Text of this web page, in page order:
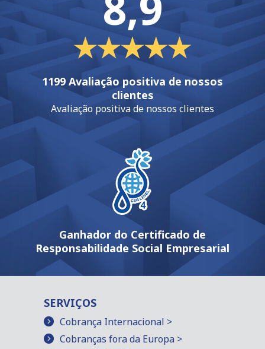
1199 Avaliação positiva de nossos
clientes
Avaliação positiva de nossos clientes
Ganhador do Certificado de
Responsabilidade Social Empresarial
SERVIÇOS
Cobrança Internacional >
Cobranças fora da Europa >